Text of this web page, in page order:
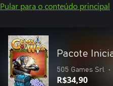
Pular para o conteúdo principal
Pacote
505 Games Srl •
R$34,90